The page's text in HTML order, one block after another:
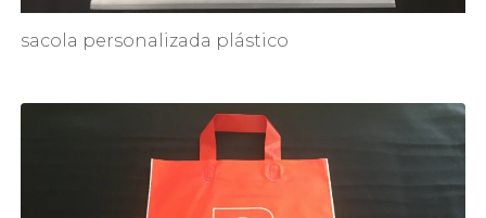
sacola personalizada plástico